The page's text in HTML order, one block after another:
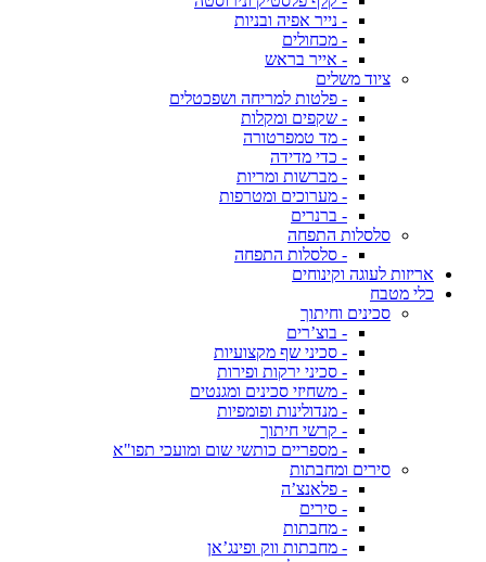
- נייר אפיה ובניות
- מכחולים
- אייר בראש
ציוד משלים
- פלטות למריחה ושפכטלים
- שקפים ומקלות
- מד טמפרטורה
- כדי מדידה
- מברשות ומריות
- מערוכים ומטרפות
- ברנרים
סלסלות התפחה
- סלסלות התפחה
אריזות לעוגה וקינוחים
כלי מטבח
סכינים וחיתוך
- בוצ’רים
- סכיני שף מקצועיות
- סכיני ירקות ופירות
- משחיזי סכינים ומגנטים
- מנדולינות ופומפיות
- קרשי חיתוך
- מספריים כותשי שום ומועכי תפו"א
סירים ומחבתות
- פלאנצ’ה
- סירים
- מחבתות
- מחבתות ווק ופינג’אן